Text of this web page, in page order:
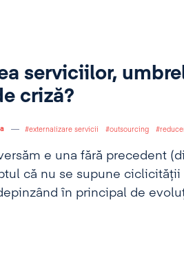
serviciilor,
criză?
externalizare servicii outsourcing
e una fără precedent
că nu se supune
în principal de
e foarte dificil în prezent